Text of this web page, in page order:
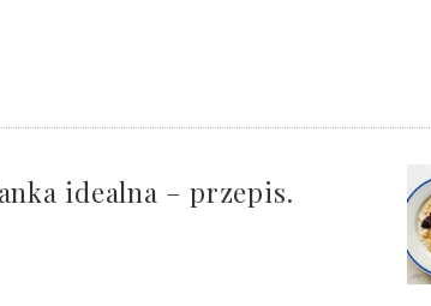
idealna – przepis.